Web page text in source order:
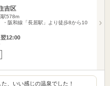
吉区
駅578m
・阪和線「長居駅」より徒歩8から10
12:00
、いい感じの温泉でした！